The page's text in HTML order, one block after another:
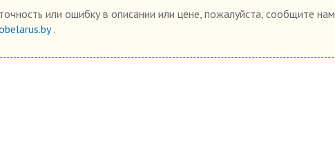
или ошибку в описании или цене, пожалуйста, сообщите нам
.